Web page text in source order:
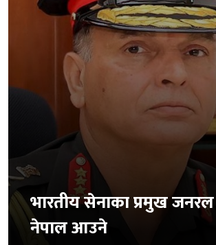
भारतीय सेनाका प्रमुख
नेपाल आउने